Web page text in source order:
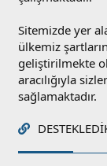
Sitemizde yer
ülkemiz
geliştirilmekte
aracılığıyla
sağlamaktadır.